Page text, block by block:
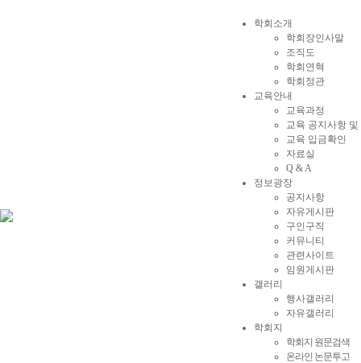
학회소개
학회장인사말
조직도
학회연혁
학회정관
교육안내
교육과정
교육 공지사항
교육 입금확인
자료실
Q & A
정보광장
공지사항
자유게시판
구인구직
커뮤니티
관련사이트
임원게시판
갤러리
행사갤러리
자유갤러리
학회지
학회지 원문검색
온라인 논문투고